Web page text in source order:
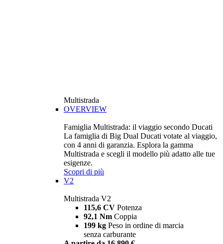
Multistrada
OVERVIEW
Famiglia Multistrada: il viaggio secondo Ducati
La famiglia di Big Dual Ducati votate al viaggio,
con 4 anni di garanzia. Esplora la gamma
Multistrada e scegli il modello più adatto alle tue
esigenze.
Scopri di più
V2
Multistrada V2
115,6 CV Potenza
92,1 Nm Coppia
199 kg Peso in ordine di marcia
senza carburante